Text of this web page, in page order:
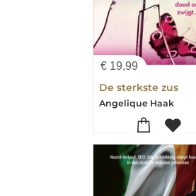
€ 19,99
De sterkste zus
Angelique Haak